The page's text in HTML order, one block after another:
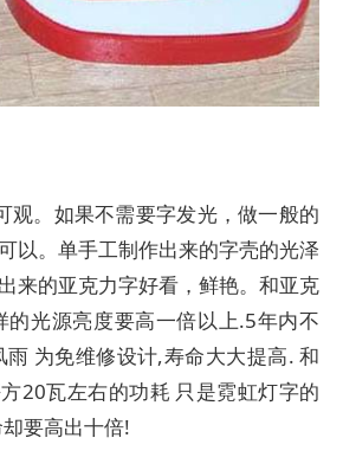
观。如果不需要字发光，做一般的
以。单手工制作出来的字壳的光泽
来的亚克力字好看，鲜艳。和亚克
的光源亮度要高一倍以上.5年内不
为免维修设计,寿命大大提高. 和
20瓦左右的功耗 只是霓虹灯字的
要高出十倍!